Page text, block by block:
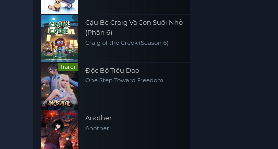
Cậu Bé Craig Và Con Suối Nhỏ
(Phần 6)
Craig of the Creek (Season 6)
Trailer Độc Bộ Tiêu Dao
One Step Toward Freedom
Another
Another